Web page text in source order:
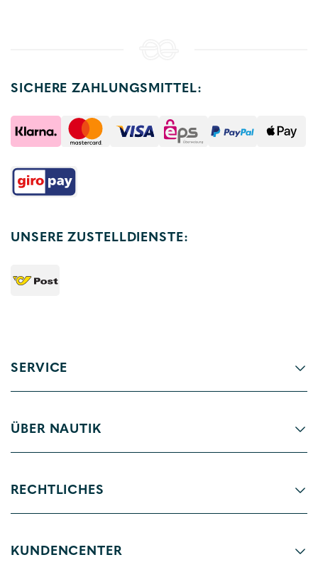
SICHERE ZAHLUNGSMITTEL:
UNSERE ZUSTELLDIENSTE:
SERVICE
ÜBER NAUTIK
RECHTLICHES
KUNDENCENTER